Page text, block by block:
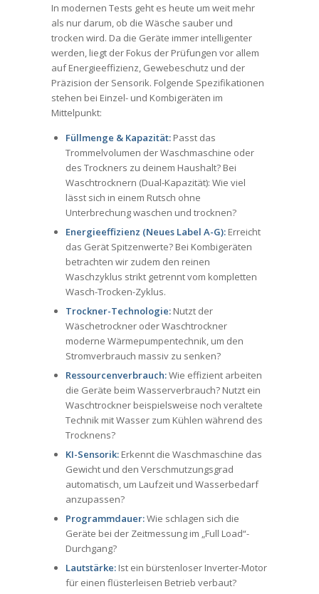
In modernen Tests geht es heute um weit mehr
als nur darum, ob die Wäsche sauber und
trocken wird. Da die Geräte immer intelligenter
werden, liegt der Fokus der Prüfungen vor allem
auf Energieeffizienz, Gewebeschutz und der
Präzision der Sensorik. Folgende Spezifikationen
stehen bei Einzel- und Kombigeräten im
Mittelpunkt:
Füllmenge & Kapazität: Passt das
Trommelvolumen der Waschmaschine oder
des Trockners zu deinem Haushalt? Bei
Waschtrocknern (Dual-Kapazität): Wie viel
lässt sich in einem Rutsch ohne
Unterbrechung waschen und trocknen?
Energieeffizienz (Neues Label A-G): Erreicht
das Gerät Spitzenwerte? Bei Kombigeräten
betrachten wir zudem den reinen
Waschzyklus strikt getrennt vom kompletten
Wasch-Trocken-Zyklus.
Trockner-Technologie: Nutzt der
Wäschetrockner oder Waschtrockner
moderne Wärmepumpentechnik, um den
Stromverbrauch massiv zu senken?
Ressourcenverbrauch:Wie effizient arbeiten
die Geräte beim Wasserverbrauch? Nutzt ein
Waschtrockner beispielsweise noch veraltete
Technik mit Wasser zum Kühlen während des
Trocknens?
KI-Sensorik: Erkennt die Waschmaschine das
Gewicht und den Verschmutzungsgrad
automatisch, um Laufzeit und Wasserbedarf
anzupassen?
Programmdauer:Wie schlagen sich die
Geräte bei der Zeitmessung im „Full Load“-
Durchgang?
Lautstärke: Ist ein bürstenloser Inverter-Motor
für einen flüsterleisen Betrieb verbaut?